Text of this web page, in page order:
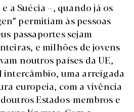
a Suécia –, quando já os
permitiam às pessoas
passaportes sejam
e milhões de jovens
noutros países da UE,
uma arreigada
europeia, com a vivência
Estados-membros e